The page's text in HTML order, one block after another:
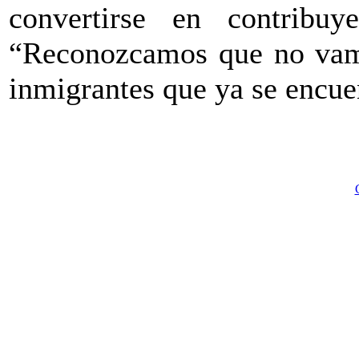
convertirse en
“Reconozcamos que no
inmigrantes que ya se